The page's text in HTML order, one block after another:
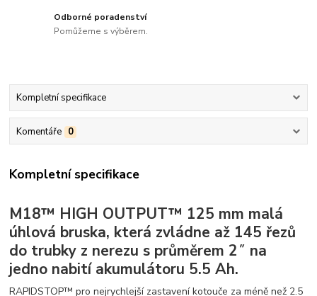
Odborné poradenství
Pomůžeme s výběrem.
Kompletní specifikace
Komentáře 0
Kompletní specifikace
M18™ HIGH OUTPUT™ 125 mm malá
úhlová bruska, která zvládne až 145 řezů
do trubky z nerezu s průměrem 2˝ na
jedno nabití akumulátoru 5.5 Ah.
RAPIDSTOP™ pro nejrychlejší zastavení kotouče za méně než 2.5